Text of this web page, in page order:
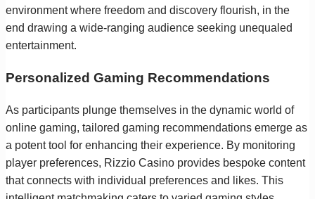
environment where freedom and discovery flourish, in the
end drawing a wide-ranging audience seeking unequaled
entertainment.
Personalized Gaming Recommendations
As participants plunge themselves in the dynamic world of
online gaming, tailored gaming recommendations emerge as
a potent tool for enhancing their experience. By monitoring
player preferences, Rizzio Casino provides bespoke content
that connects with individual preferences and likes. This